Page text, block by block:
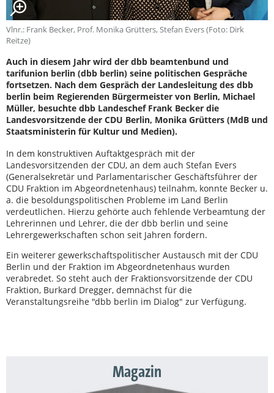
Vlnr.: Frank Becker, Prof. Monika Grütters, Stefan Evers (Foto: Dirk
Reitze)
Auch in diesem Jahr wird der dbb beamtenbund und
tarifunion berlin (dbb berlin) seine politischen Gespräche
fortsetzen. Nach dem Gespräch der Landesleitung des dbb
berlin beim Regierenden Bürgermeister von Berlin, Michael
Müller, besuchte dbb Landeschef Frank Becker die
Landesvorsitzende der CDU Berlin, Monika Grütters (MdB und
Staatsministerin für Kultur und Medien).
In dem konstruktiven Auftaktgespräch mit der
Landesvorsitzenden der CDU, an dem auch Stefan Evers
(Generalsekretär und Parlamentarischer Geschäftsführer der
CDU Fraktion im Abgeordnetenhaus) teilnahm, konnte Becker u.
a. die besoldungspolitischen Probleme im Land Berlin
verdeutlichen. Hierzu gehörte auch fehlende Verbeamtung der
Lehrerinnen und Lehrer, die der dbb berlin und seine
Lehrergewerkschaften schon seit Jahren fordern.
Ein weiterer gewerkschaftspolitischer Austausch mit der CDU
Berlin und der Fraktion im Abgeordnetenhaus wurden
verabredet. So steht auch der Fraktionsvorsitzende der CDU
Fraktion, Burkard Dregger, demnächst für die
Veranstaltungsreihe "dbb berlin im Dialog" zur Verfügung.
Magazin